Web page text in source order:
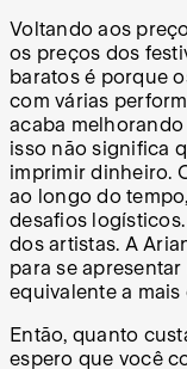
Voltando aos
os preços dos
baratos é porque
com várias
acaba
isso não significa
imprimir dinheiro.
ao longo do
desafios
dos artistas. A
para se
equivalente a mais
Então, quanto
espero que você